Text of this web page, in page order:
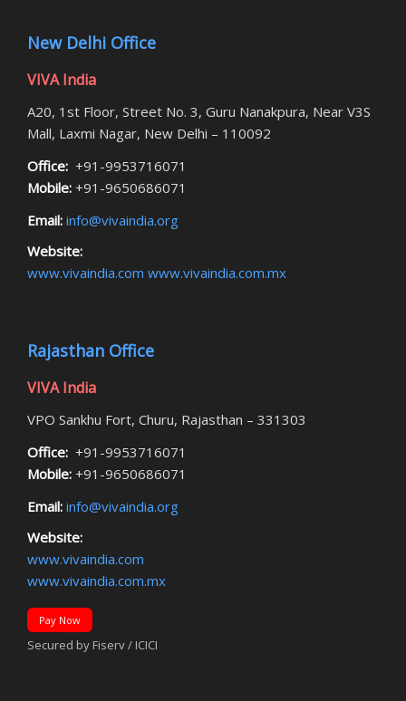
New Delhi Office
VIVA India
A20, 1st Floor, Street No. 3, Guru Nanakpura, Near V3S
Mall, Laxmi Nagar, New Delhi – 110092
Office: +91-9953716071
Mobile: +91-9650686071
Email: info@vivaindia.org
Website:
www.vivaindia.com www.vivaindia.com.mx
Rajasthan Office
VIVA India
VPO Sankhu Fort, Churu, Rajasthan – 331303
Office: +91-9953716071
Mobile: +91-9650686071
Email: info@vivaindia.org
Website:
www.vivaindia.com
www.vivaindia.com.mx
Pay Now
Secured by Fiserv / ICICI